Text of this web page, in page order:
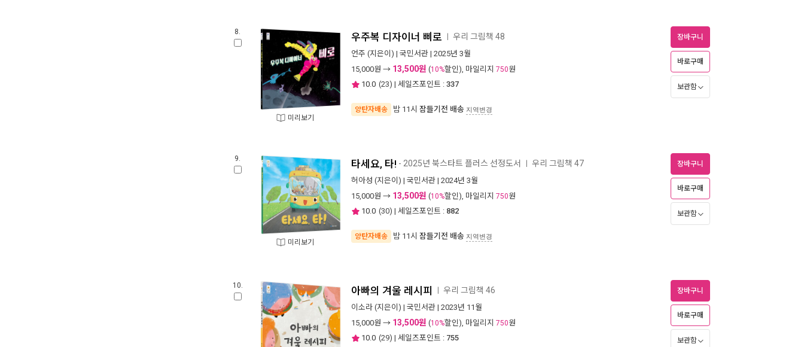
8.
미리보기
우주복 디자이너 삐로 우리 그림책 48
언주 (지은이) | 국민서관 | 2025년 3월
15,000원 → 13,500원 (10%할인), 마일리지 750원
10.0 (23) | 세일즈포인트 : 337
양탄자배송 밤 11시 잠들기전 배송 지역변경
장바구니
바로구매
보관함
9.
미리보기
타세요, 타! - 2025년 북스타트 플러스 선정도서 우리 그림책 47
허아성 (지은이) | 국민서관 | 2024년 3월
15,000원 → 13,500원 (10%할인), 마일리지 750원
10.0 (30) | 세일즈포인트 : 882
양탄자배송 밤 11시 잠들기전 배송 지역변경
장바구니
바로구매
보관함
10. 아빠의 겨울 레시피 우리 그림책 46
이소라 (지은이) | 국민서관 | 2023년 11월
15,000원 → 13,500원 (10%할인), 마일리지 750원
10.0 (29) | 세일즈포인트 : 755
장바구니
바로구매
보관함